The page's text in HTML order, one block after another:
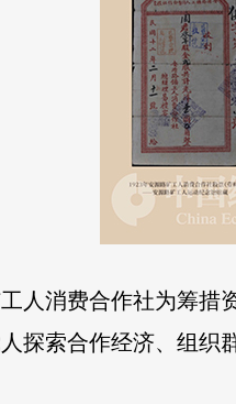
人消费合作社为筹
探索合作经济、组织